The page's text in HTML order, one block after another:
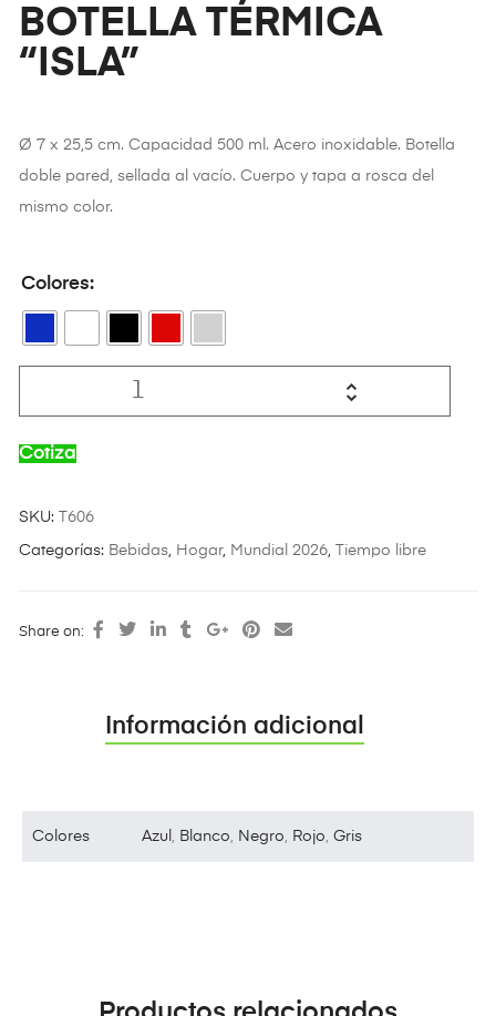
BOTELLA TÉRMICA
“ISLA”
Ø 7 x 25,5 cm. Capacidad 500 ml. Acero inoxidable. Botella
doble pared, sellada al vacío. Cuerpo y tapa a rosca del
mismo color.
Colores
Cotiza
SKU: T606
Categorías: Bebidas, Hogar, Mundial 2026, Tiempo libre
Share on:
Información adicional
Colores Azul , Blanco, Negro, Rojo,Gris